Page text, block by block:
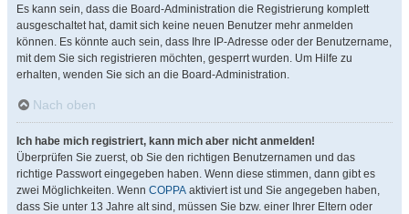
Es kann sein, dass die Board-Administration die Registrierung komplett
ausgeschaltet hat, damit sich keine neuen Benutzer mehr anmelden
können. Es könnte auch sein, dass Ihre IP-Adresse oder der Benutzername,
mit dem Sie sich registrieren möchten, gesperrt wurden. Um Hilfe zu
erhalten, wenden Sie sich an die Board-Administration.
Nach oben
Ich habe mich registriert, kann mich aber nicht anmelden!
Überprüfen Sie zuerst, ob Sie den richtigen Benutzernamen und das
richtige Passwort eingegeben haben. Wenn diese stimmen, dann gibt es
zwei Möglichkeiten. Wenn COPPA aktiviert ist und Sie angegeben haben,
dass Sie unter 13 Jahre alt sind, müssen Sie bzw. einer Ihrer Eltern oder